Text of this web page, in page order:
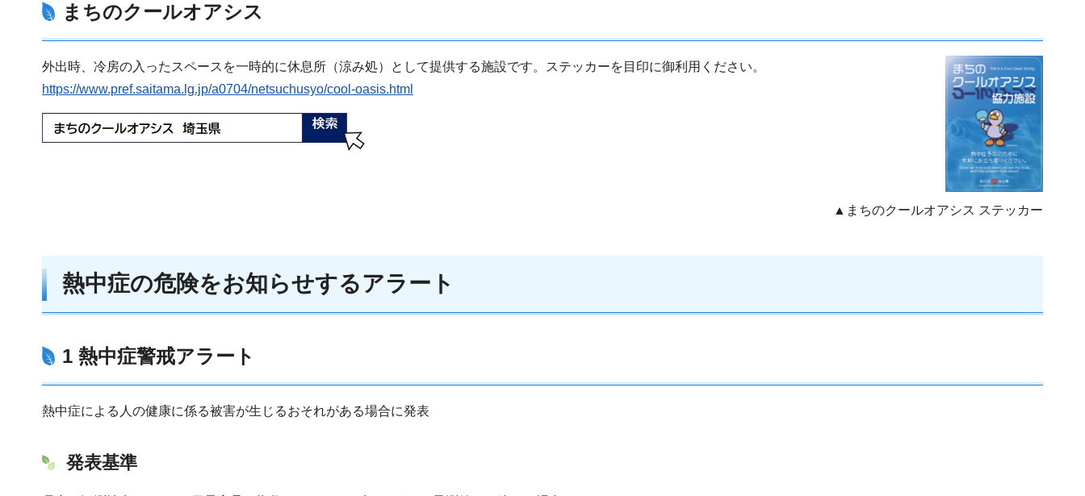
まちのクールオアシス
外出時、冷房の入ったスペースを一時的に休息所（涼み処）として提供する施設です。ステッカーを目印に御利用ください。
https://www.pref.saitama.lg.jp/a0704/netsuchusyo/cool-oasis.html
▲まちのクールオアシス ステッカー
熱中症の危険をお知らせするアラート
1 熱中症警戒アラート
熱中症による人の健康に係る被害が生じるおそれがある場合に発表
発表基準